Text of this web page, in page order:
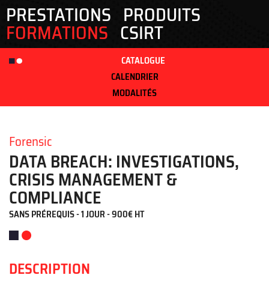
PRESTATIONS PRODUITS
FORMATIONS CSIRT
CATALOGUE
CALENDRIER
MODALITÉS
Forensic
DATA BREACH: INVESTIGATIONS,
CRISIS MANAGEMENT &
COMPLIANCE
SANS PRÉREQUIS - 1 JOUR - 900€ HT
DESCRIPTION